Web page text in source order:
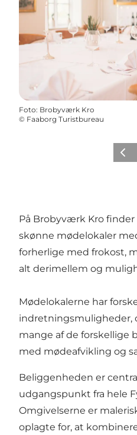
Foto: Brobyværk Kro
© Faaborg Turistbureau
På Brobyværk Kro
skønne mødelokaler
forherlige med frokost,
alt derimellem og
Mødelokalerne har
indretningsmuligheder,
mange af de forskellige
med mødeafvikling og
Beliggenheden er
udgangspunkt fra hele
Omgivelserne er
oplagte for, at